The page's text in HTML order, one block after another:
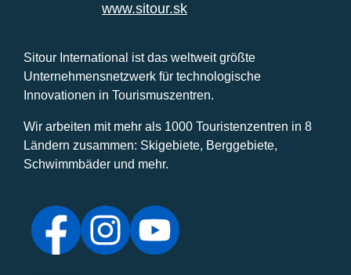
www.sitour.sk
Sitour International ist das weltweit größte
Unternehmensnetzwerk für technologische
Innovationen in Tourismuszentren.
Wir arbeiten mit mehr als 1000 Touristenzentren in 8
Ländern zusammen: Skigebiete, Berggebiete,
Schwimmbäder und mehr.